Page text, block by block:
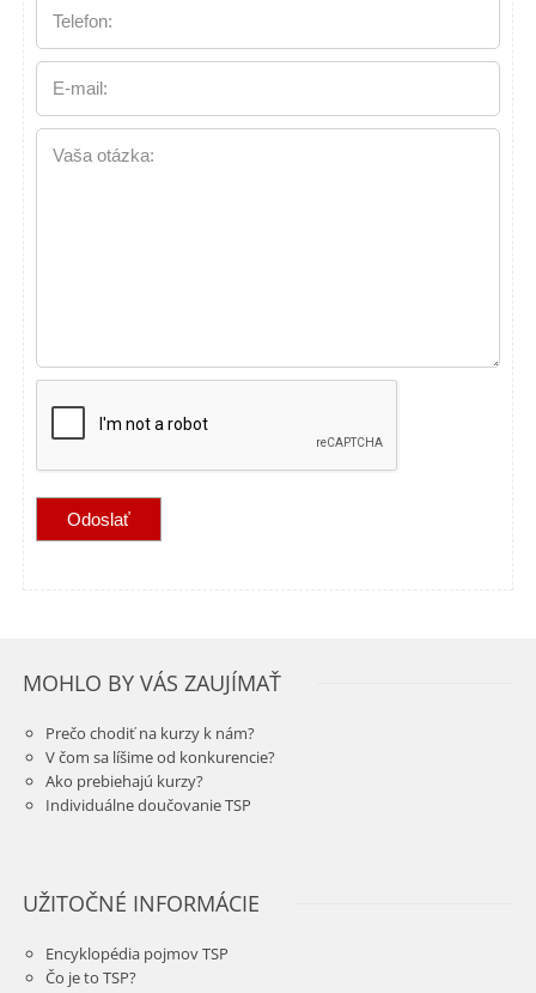
Telefon:
E-mail:
Vaša otázka:
MOHLO BY VÁS ZAUJÍMAŤ
Prečo chodiť na kurzy k nám?
V čom sa líšime od konkurencie?
Ako prebiehajú kurzy?
Individuálne doučovanie TSP
UŽITOČNÉ INFORMÁCIE
Encyklopédia pojmov TSP
Čo je to TSP?